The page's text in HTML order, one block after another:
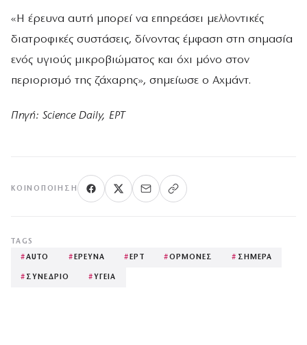
«Η έρευνα αυτή μπορεί να επηρεάσει μελλοντικές
διατροφικές συστάσεις, δίνοντας έμφαση στη σημασία
ενός υγιούς μικροβιώματος και όχι μόνο στον
περιορισμό της ζάχαρης», σημείωσε ο Αχμάντ.
Πηγή: Science Daily, ΕΡΤ
ΚΟΙΝΟΠΟΊΗΣΗ
TAGS
#AUTO # ΕΡΕΥΝΑ # ΕΡΤ #ΟΡΜΟΝΕΣ # ΣΗΜΕΡΑ
# ΣΥΝΕΔΡΙΟ # ΥΓΕΙΑ